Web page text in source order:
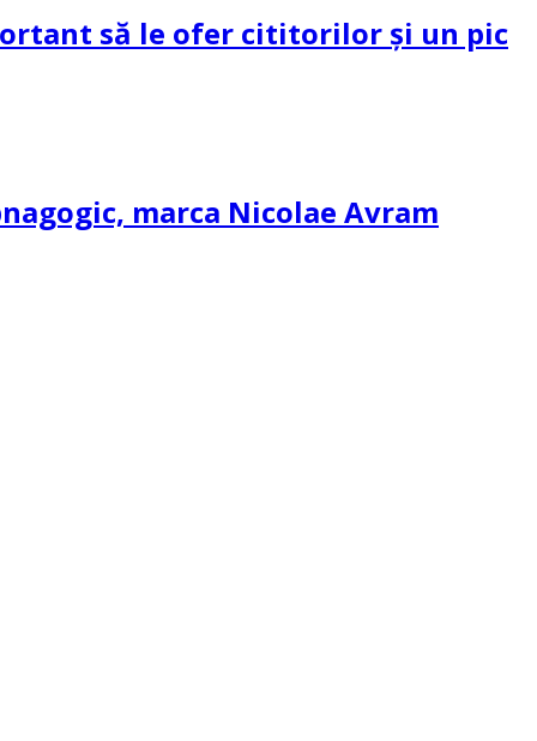
să le ofer cititorilor și un pic
marca Nicolae Avram